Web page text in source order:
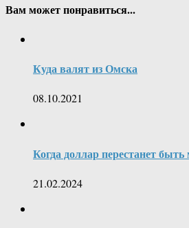
Вам может понравиться...
Куда валят из Омска
08.10.2021
Когда доллар перестанет
21.02.2024